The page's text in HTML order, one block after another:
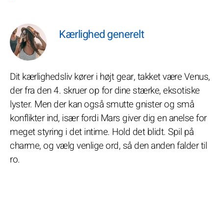
Kærlighed generelt
Dit kærlighedsliv kører i højt gear, takket være Venus,
der fra den 4. skruer op for dine stærke, eksotiske
lyster. Men der kan også smutte gnister og små
konflikter ind, især fordi Mars giver dig en anelse for
meget styring i det intime. Hold det blidt. Spil på
charme, og vælg venlige ord, så den anden falder til
ro.